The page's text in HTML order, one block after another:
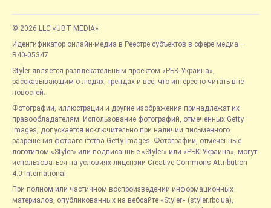
© 2026 LLC «UBT MEDIA»
Идентификатор онлайн-медиа в Реестре субъектов в сфере медиа —
R40-05347
Styler является развлекательным проектом «РБК-Украина»,
рассказывающим о людях, трендах и всё, что интересно читать вне
новостей.
Фотографии, иллюстрации и другие изображения принадлежат их
правообладателям. Использование фотографий, отмеченных Getty
Images, допускается исключительно при наличии письменного
разрешения фотоагентства Getty Images. Фотографии, отмеченные
логотипом «Styler» или подписанные «Styler» или «РБК-Украина», могут
использоваться на условиях лицензии Creative Commons Attribution
4.0 International.
При полном или частичном воспроизведении информационных
материалов, опубликованных на вебсайте «Styler» (styler.rbc.ua),